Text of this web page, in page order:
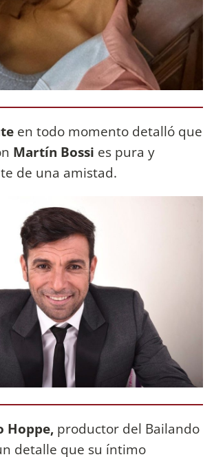
en todo momento detalló que
Martín Bossi es pura y
de una amistad.
Hoppe, productor del Bailando
detalle que su íntimo